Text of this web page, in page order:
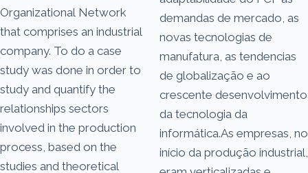
Organizational Network
that comprises an industrial
company. To do a case
study was done in order to
study and quantify the
relationships sectors
involved in the production
process, based on the
studies and theoretical
demandas de mercado, as
novas tecnologias de
manufatura, as tendencias
de globalização e ao
crescente desenvolvimento
da tecnologia da
informática.As empresas, no
início da produção industrial,